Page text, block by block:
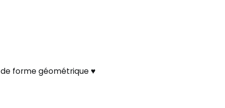
de forme géométrique ♥